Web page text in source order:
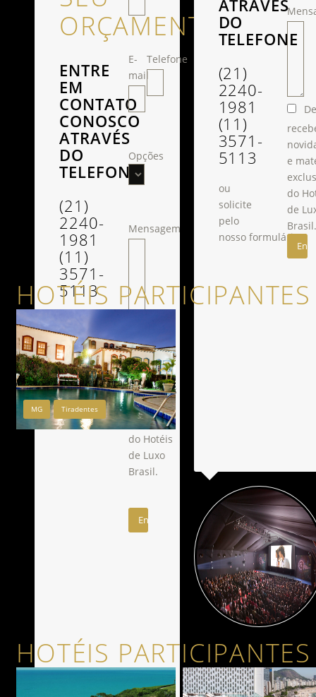
ORÇAMENTO
ENTRE
EM
CONTATO
CONOSCO
ATRAVÉS
DO
TELEFONE
(21)
2240-
1981
(11)
3571-
5113
ou
solicite
pelo
nosso formulário.
E-
mail
Telefone
Opções
Mensagem
Desejo
receber
novidades
e material
exclusivo
do Hotéis
de Luxo
Brasil.
HOTÉIS PARTICIPANTES
ATRAVÉS
DO
TELEFONE
(21)
2240-
1981
(11)
3571-
5113
ou
solicite
pelo
nosso formulário.
e
do
de
HOTÉIS PARTICIPANTES
Pousada Pequena Tiradentes
MG Tiradentes